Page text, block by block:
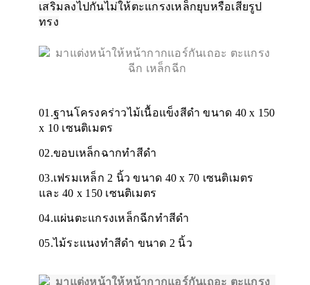
เสริมลงไปกันไม่ให้ตะแกรงเหล็กยุบหรือเสียรูป
ทรง
01.ฐานโครงคร่าวไม้เนื้อแข็งสีดำ ขนาด 40 x 150
x 10 เซนติเมตร
02.ขอบเหล็กฉากทำสีดำ
03.เฟรมเหล็ก 2 นิ้ว ขนาด 40 x 70 เซนติเมตร
และ 40 x 150 เซนติเมตร
04.แผ่นตะแกรงเหล็กฉีกทำสีดำ
05.ไม้ระแนงทำสีดำ ขนาด 2 นิ้ว